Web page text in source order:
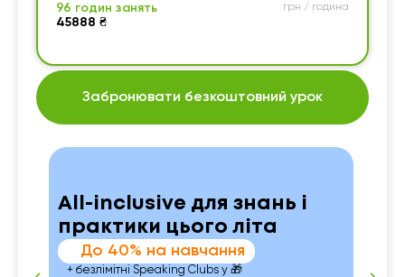
96 годин занять
45888 ₴
грн / година
Забронювати безкоштовний урок
All-inclusive для знань і
практики цього літа
До 40% на навчання
+ безлімітні Speaking Clubs у 🎁